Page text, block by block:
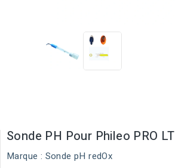
Sonde PH Pour Phileo PRO LT
Marque : Sonde pH redOx